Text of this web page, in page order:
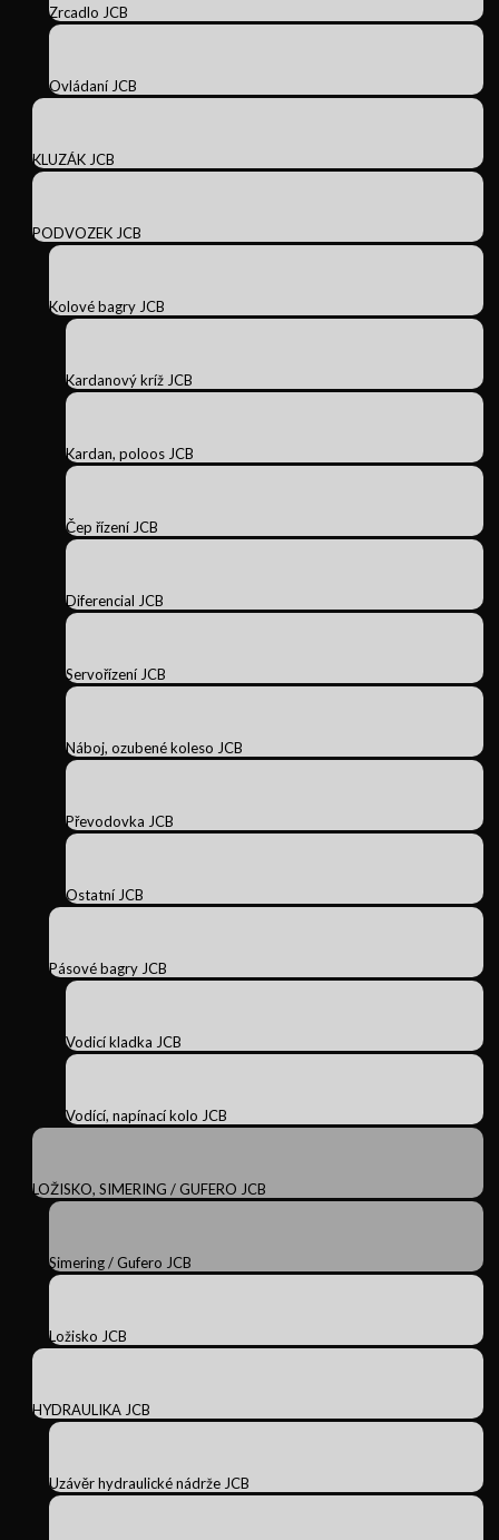
Zrcadlo JCB
Ovládaní JCB
KLUZÁK JCB
PODVOZEK JCB
Kolové bagry JCB
Kardanový kríž JCB
Kardan, poloos JCB
Čep řízení JCB
Diferencial JCB
Servořízení JCB
Náboj, ozubené koleso JCB
Převodovka JCB
Ostatní JCB
Pásové bagry JCB
Vodicí kladka JCB
Vodící, napínací kolo JCB
LOŽISKO, SIMERING / GUFERO JCB
Simering / Gufero JCB
Ložisko JCB
HYDRAULIKA JCB
Uzávěr hydraulické nádrže JCB